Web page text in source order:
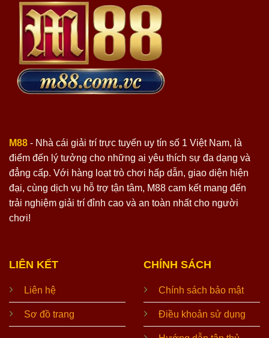
M88 - Nhà cái giải trí trực tuyến uy tín số 1 Việt Nam, là
điểm đến lý tưởng cho những ai yêu thích sự đa dạng và
đẳng cấp. Với hàng loạt trò chơi hấp dẫn, giao diện hiện
đại, cùng dịch vụ hỗ trợ tận tâm, M88 cam kết mang đến
trải nghiệm giải trí đỉnh cao và an toàn nhất cho người
chơi!
LIÊN KẾT
Liên hệ
Sơ đồ trang
CHÍNH SÁCH
Chính sách bảo mật
Điều khoản sử dụng